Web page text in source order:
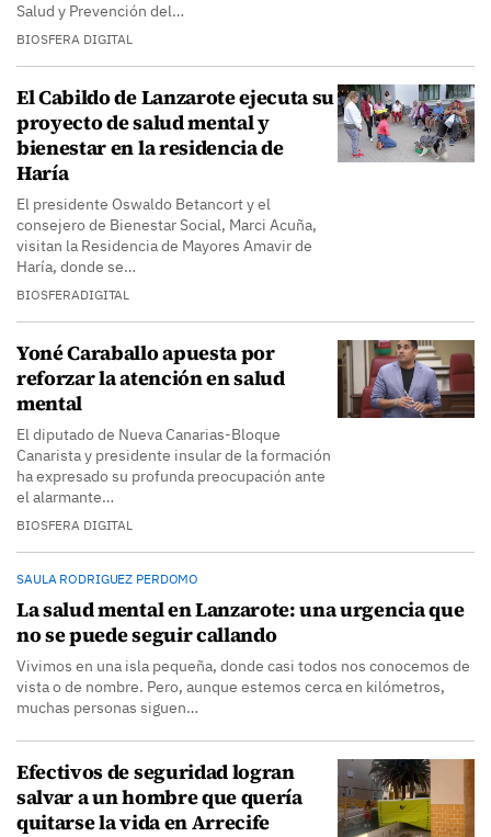
Salud y Prevención del…
BIOSFERA DIGITAL
El Cabildo de Lanzarote ejecuta su
proyecto de salud mental y
bienestar en la residencia de
Haría
El presidente Oswaldo Betancort y el
consejero de Bienestar Social, Marci Acuña,
visitan la Residencia de Mayores Amavir de
Haría, donde se…
BIOSFERADIGITAL
Yoné Caraballo apuesta por
reforzar la atención en salud
mental
El diputado de Nueva Canarias-Bloque
Canarista y presidente insular de la formación
ha expresado su profunda preocupación ante
el alarmante…
BIOSFERA DIGITAL
SAULA RODRIGUEZ PERDOMO
La salud mental en Lanzarote: una urgencia que
no se puede seguir callando
Vivimos en una isla pequeña, donde casi todos nos conocemos de
vista o de nombre. Pero, aunque estemos cerca en kilómetros,
muchas personas siguen…
Efectivos de seguridad logran
salvar a un hombre que quería
quitarse la vida en Arrecife